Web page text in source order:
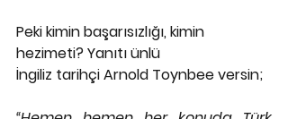
Peki kimin başarısızlığı, kimin
hezimeti? Yanıtı ünlü
İngiliz tarihçi Arnold Toynbee versin;